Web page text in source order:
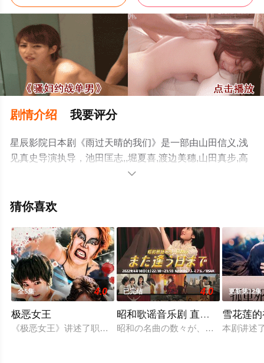
剧情介绍 我要评分
星辰影院日本剧《雨过天晴的我们》是一部由山田信义,浅
见真史导演执导，池田匡志,,堀夏喜,渡边美穗,山田真步,高
杉亘,雾岛丽香等演员精彩演绎的日本电视剧，大结局剧情
剧全集就上星辰电影网，热播电视剧提前免费观看，更多
解。

猜你喜欢
全5集 4.0
极恶女王
《极恶女王》讲述了职业摔跤手松本香（吉田有里饰演）不为
已完结 4.0
昭和歌谣音乐剧 直到重逢之日
昭和の名曲の数々が、ミュージカル
更新第12集
雪花莲
本剧讲述